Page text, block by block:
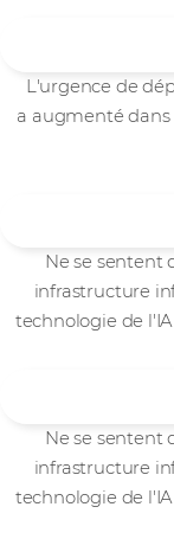
L'urgence de
a augmenté dans
Ne se sentent
infrastructure
technologie de
Ne se sentent
infrastructure
technologie de